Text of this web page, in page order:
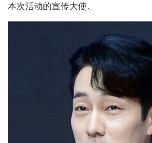
本次活动的宣传大使。